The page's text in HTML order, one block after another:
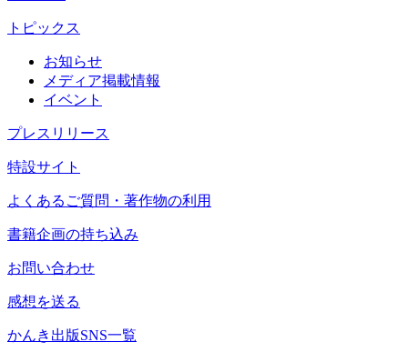
トピックス
お知らせ
メディア掲載情報
イベント
プレスリリース
特設サイト
よくあるご質問・著作物の利用
書籍企画の持ち込み
お問い合わせ
感想を送る
かんき出版SNS一覧